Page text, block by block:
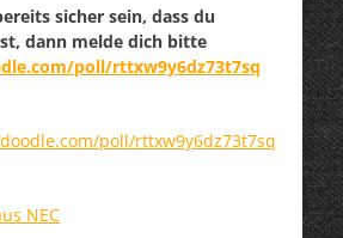
sicher sein, dass du
dann melde dich bitte
poll/rttxw9y6dz73t7sq
poll/rttxw9y6dz73t7sq
NEC